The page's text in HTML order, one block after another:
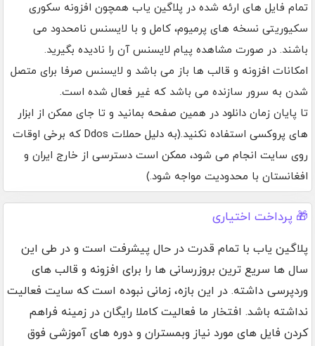
تمام فایل های ارئه شده در پلاگین یاب همچون افزونه سکوری
سکیوریتی نسخه های پرمیوم، کامل و با لایسنس نامحدود می
باشند. در صورت مشاهده پیام لایسنس آن را نادیده بگیرید.
امکانات افزونه و قالب ها باز می باشد و لایسنس صرفا برای متصل
شدن به سرور سازنده می باشد که غیر فعال شده است.
تا پایان زمان دانلود در همین صفحه بمانید و تا جای ممکن از ابزار
های پروکسی استفاده نکنید.(به دلیل حملات Ddos که برخی اوقات
روی سایت انجام می شود، ممکن است دسترسی از خارج ایران و
افغانستان با محدودیت مواجه شود.)
🎁 پرداخت اختیاری
پلاگین یاب با تمام قدرت در حال پیشرفت است و در طی این
سال ها سریع ترین بروزرسانی ها را برای افزونه و قالب های
وردپرسی داشته. در این بازه، زمانی نبوده است که سایت فعالیت
نداشته باشد. افتخار ما فعالیت کاملا رایگان در زمینه فراهم
کردن فایل های مورد نیاز وبمستران و دوره های آموزشی فوق